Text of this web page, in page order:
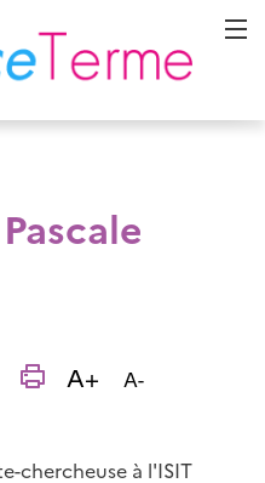
imprimer
A+ Augmenter
A-Diminuer la
chercheuse à l'ISIT